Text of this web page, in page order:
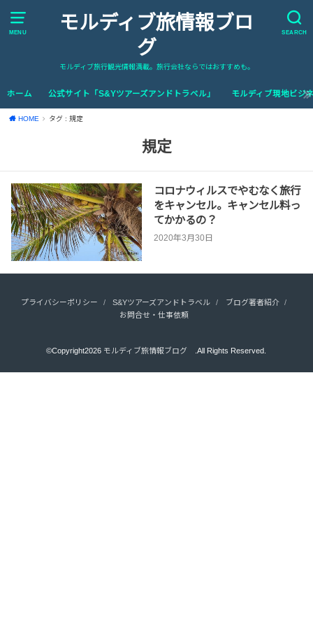
MENU SEARCH
モルディブ旅情報ブロ
グ
モルディブ旅行観光情報満載。旅行会社ならではおすすめも。
ホーム 公式サイト「S&Yツアーズアンドトラベル」 モルディブ現地ビジ
HOME タグ : 規定
規定
コロナウィルスでやむなく旅行
をキャンセル。キャンセル料っ
てかかるの？
2020年3月30日
プライバシーポリシー S&Yツアーズアンドトラベル
ブログ著者紹介
お問合せ・仕事依頼
©Copyright2026 モルディブ旅情報ブログ .All Rights Reserved.